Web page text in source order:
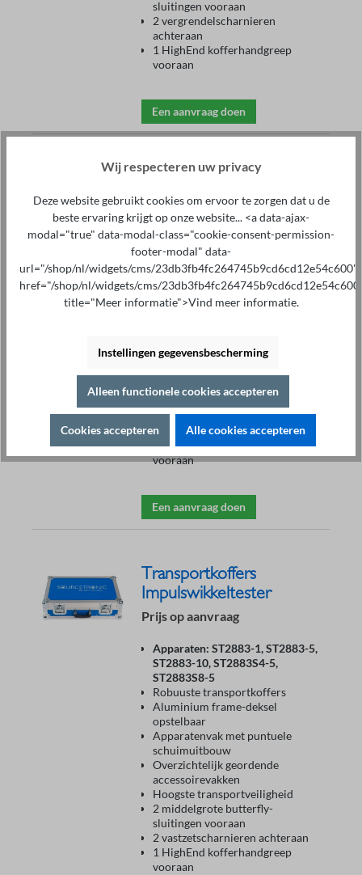
sluitingen vooraan
2 vergrendelscharnieren
achteraan
1 HighEnd kofferhandgreep
vooraan
Een aanvraag doen
Transportkoffers
Isolatiemeter
Prijs op aanvraag
Apparaten: isolatiemeters
ST2683A/B
Robuuste transportkoffers
Deksel met aluminium frame
opstelbaar
accessoirevakken
Hoogste transportveiligheid
2 middelgrote butterfly-
sluitingen vooraan,
2 vergrendelbare scharnieren
achteraan
1 HighEnd kofferhandgreep
vooraan
Een aanvraag doen
Transportkoffers
Impulswikkeltester
Prijs op aanvraag
Apparaten: ST2883-1, ST2883-5,
ST2883-10, ST2883S4-5,
ST2883S8-5
Robuuste transportkoffers
Aluminium frame-deksel
opstelbaar
Apparatenvak met puntuele
schuimuitbouw
Overzichtelijk geordende
accessoirevakken
Hoogste transportveiligheid
2 middelgrote butterfly-
sluitingen vooraan
2 vastzetscharnieren achteraan
1 HighEnd kofferhandgreep
vooraan
Wij respecteren uw privacy
Deze website gebruikt cookies om ervoor te zorgen dat u de
beste ervaring krijgt op onze website... <a data-ajax-
modal="true" data-modal-class="cookie-consent-permission-
footer-modal" data-
url="/shop/nl/widgets/cms/23db3fb4fc264745b9cd6cd12e54c600"
href="/shop/nl/widgets/cms/
title="Meer informatie">Vind meer informatie.
Instellingen gegevensbescherming
Alleen functionele cookies accepteren
Cookies accepteren Alle cookies accepteren